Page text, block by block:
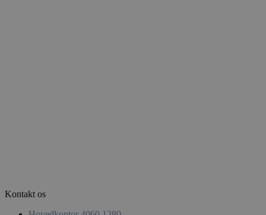
Kontakt os